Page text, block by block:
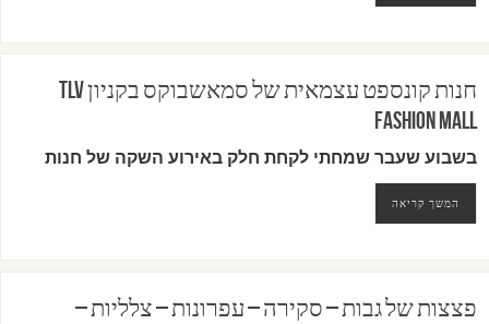
חנות קונספט עצמאית של סמאשבוקס בקניון TLV
FASHION MALL
בשבוע שעבר שמחתי לקחת חלק באירוע השקה של חנות
המשך קריאה
פצצות של גבות – סקירה – עפרונות – צלליות –